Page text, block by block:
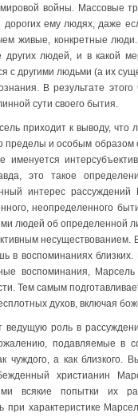
войны. Массовые
дорогих ему людях, даже
живые, конкретные
других людей, и в какой
с другими людьми (а их
В результате
сути своего бытия.
приходит к выводу, что
пределы и особым образом
именуется
это такое
интерес
неопределенного
людей об определенной
в воспоминаниях
воспоминания,
Тем самым
духов, включая
ведущую роль в
подавляемые в
чуждого, а как
христианин
всякие попытки их
при характеристике